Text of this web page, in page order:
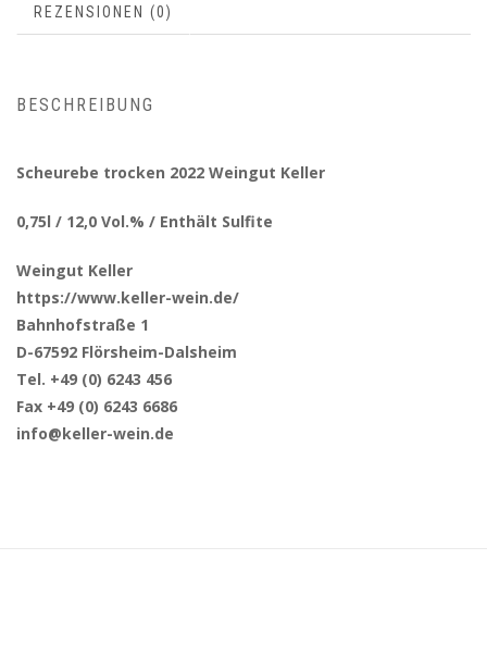
REZENSIONEN (0)
BESCHREIBUNG
Scheurebe trocken 2022 Weingut Keller
0,75l / 12,0 Vol.% / Enthält Sulfite
Weingut Keller
https://www.keller-wein.de/
Bahnhofstraße 1
D-67592 Flörsheim-Dalsheim
Tel. +49 (0) 6243 456
Fax +49 (0) 6243 6686
info@keller-wein.de